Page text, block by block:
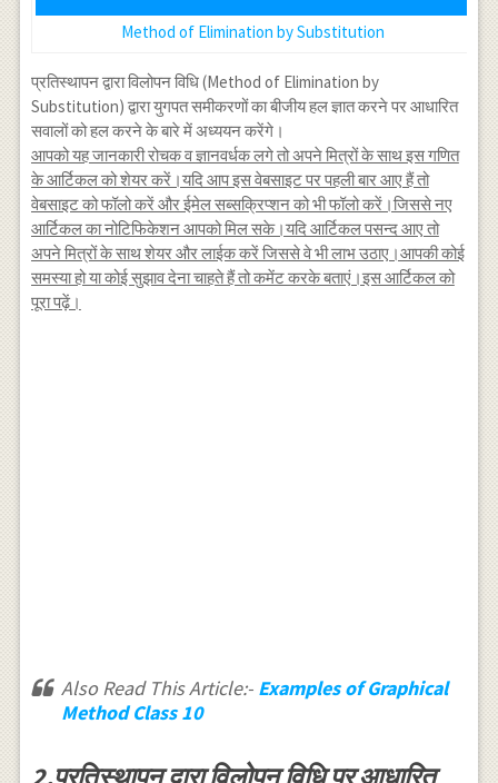
Method of Elimination by Substitution
प्रतिस्थापन द्वारा विलोपन विधि (Method of Elimination by
Substitution) द्वारा युगपत समीकरणों का बीजीय हल ज्ञात करने पर आधारित
सवालों को हल करने के बारे में अध्ययन करेंगे।
आपको यह जानकारी रोचक व ज्ञानवर्धक लगे तो अपने मित्रों के साथ इस गणित
के आर्टिकल को शेयर करें।यदि आप इस वेबसाइट पर पहली बार आए हैं तो
वेबसाइट को फॉलो करें और ईमेल सब्सक्रिप्शन को भी फॉलो करें।जिससे नए
आर्टिकल का नोटिफिकेशन आपको मिल सके।यदि आर्टिकल पसन्द आए तो
अपने मित्रों के साथ शेयर और लाईक करें जिससे वे भी लाभ उठाए।आपकी कोई
समस्या हो या कोई सुझाव देना चाहते हैं तो कमेंट करके बताएं।इस आर्टिकल को
पूरा पढ़ें।
Also Read This Article:- Examples of Graphical
Method Class 10